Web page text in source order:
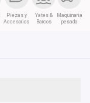
Piezas y
Accesorios
Yates &
Barcos
Maquinaria
pesada